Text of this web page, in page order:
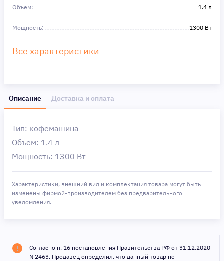
Объем: 1.4 л
Мощность: 1300 Вт
Все характеристики
Описание Доставка и оплата
Тип: кофемашина
Объем: 1.4 л
Мощность: 1300 Вт
Характеристики, внешний вид и комплектация товара могут быть
изменены фирмой-производителем без предварительного
уведомления.
Согласно п. 16 постановления Правительства РФ от 31.12.2020
N 2463, Продавец определил, что данный товар не